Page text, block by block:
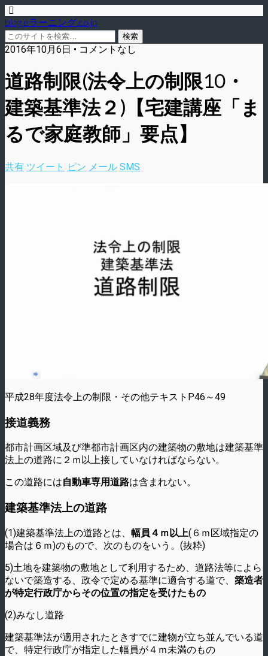
blog.eラーニング.co.jp
2016年10月6日 • コメントなし
道路制限(法令上の制限10・
建築基準法２)【宅建講座「ま
るで家庭教師」要点】
共有 ツイート ピン メール SMS
平成28年度法令上の制限・その他テキストP46～49
接道義務
都市計画区域及び準都市計画区内の建築物の敷地は建築基準
法上の道路に２ｍ以上接していなければならない。
この道路には自動車専用道路は含まれない。
建築基準法上の道路
(1)建築基準法上の道路とは、 幅員４ｍ以上(６ｍ区域指定の
場合は６ｍ)のもので、次のものをいう。(抜粋)
5)土地を建築物の敷地として利用するため、道路法等によら
ないで築造する、政令で定める基準に適合する道で、 築造者
が特定行政庁からその位置の指定を受けたもの
(2)みなし道路
建築基準法が適用されたときすでに建物が立ち並んでいる道
で、特定行政庁が指定した幅員が４ｍ未満のもの